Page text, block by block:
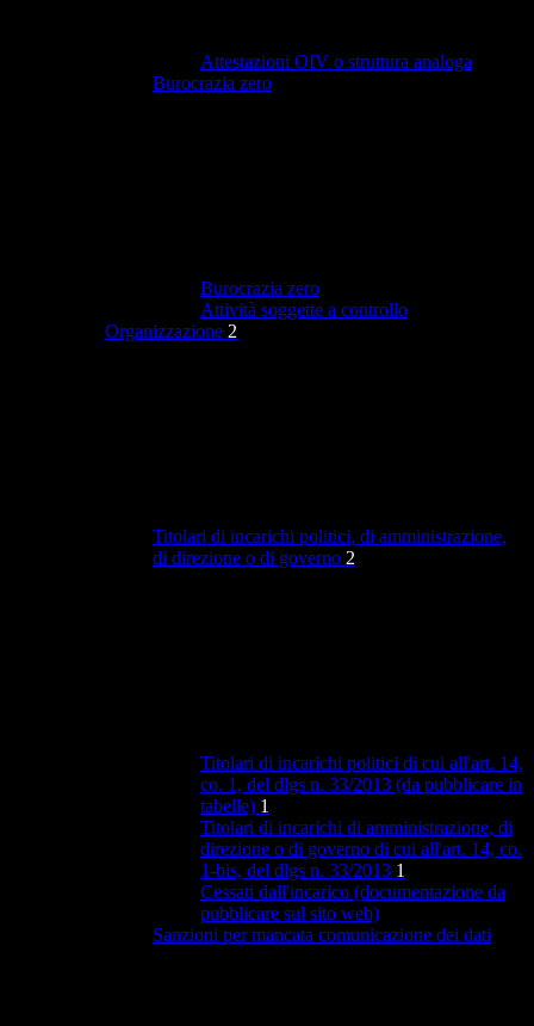
Attestazioni OIV o struttura analoga
Burocrazia zero
Burocrazia zero
Attività soggette a controllo
Organizzazione 2
Titolari di incarichi politici, di amministrazione,
di direzione o di governo 2
Titolari di incarichi politici di cui all'art. 14,
co. 1, del dlgs n. 33/2013 (da pubblicare in
tabelle) 1
Titolari di incarichi di amministrazione, di
direzione o di governo di cui all'art. 14, co.
1-bis, del dlgs n. 33/2013 1
Cessati dall'incarico (documentazione da
pubblicare sul sito web)
Sanzioni per mancata comunicazione dei dati